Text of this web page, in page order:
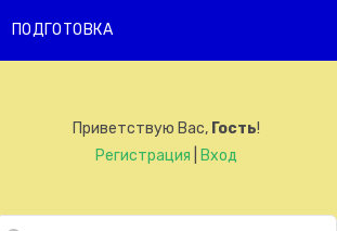
ПОДГОТОВКА
Приветствую Вас, Гость!
Регистрация
Вход